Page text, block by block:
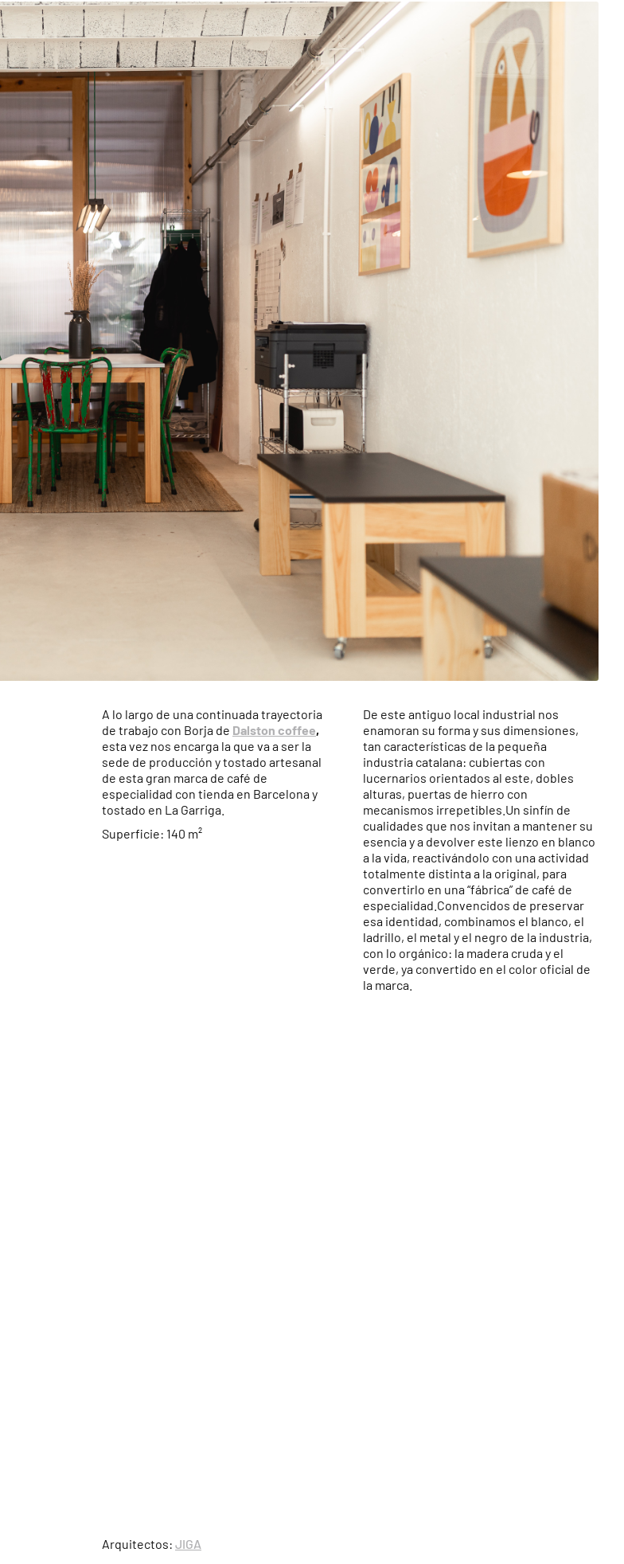
A lo largo de una continuada trayectoria
de trabajo con Borja de Dalston coffee,
esta vez nos encarga la que va a ser la
sede de producción y tostado artesanal
de esta gran marca de café de
especialidad con tienda en Barcelona y
tostado en La Garriga.
Superficie: 140 m²
De este antiguo local industrial nos
enamoran su forma y sus dimensiones,
tan características de la pequeña
industria catalana: cubiertas con
lucernarios orientados al este, dobles
alturas, puertas de hierro con
mecanismos irrepetibles.Un sinfín de
cualidades que nos invitan a mantener su
esencia y a devolver este lienzo en blanco
a la vida, reactivándolo con una actividad
totalmente distinta a la original, para
convertirlo en una “fábrica” de café de
especialidad.Convencidos de preservar
esa identidad, combinamos el blanco, el
ladrillo, el metal y el negro de la industria,
con lo orgánico: la madera cruda y el
verde, ya convertido en el color oficial de
la marca.
Arquitectos: JIGA